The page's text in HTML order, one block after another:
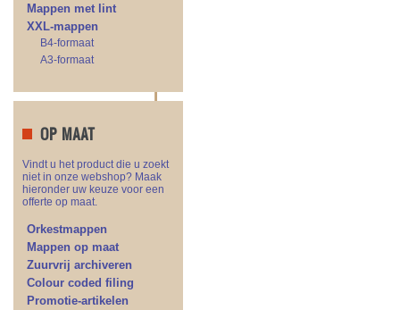
Mappen met lint
XXL-mappen
B4-formaat
A3-formaat
OP MAAT
Vindt u het product die u zoekt
niet in onze webshop? Maak
hieronder uw keuze voor een
offerte op maat.
Orkestmappen
Mappen op maat
Zuurvrij archiveren
Colour coded filing
Promotie-artikelen